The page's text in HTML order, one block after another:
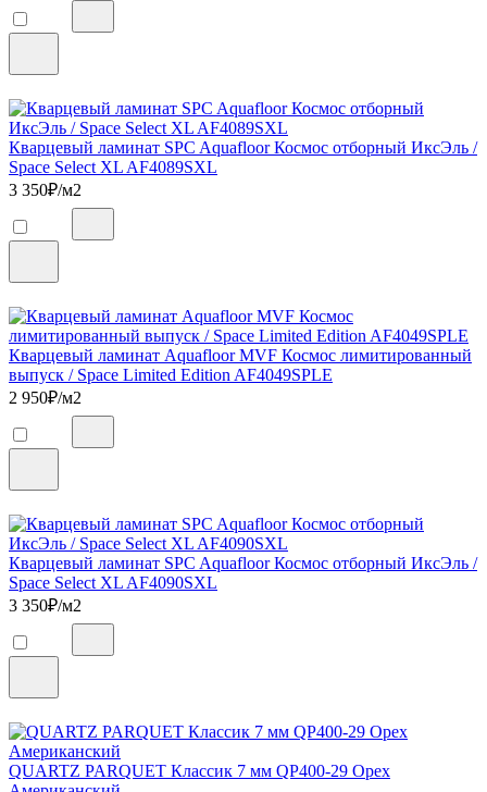
Кварцевый ламинат SPC Aquafloor Космос отборный ИксЭль /
Space Select XL AF4089SXL
3 350₽/м2
Кварцевый ламинат Aquafloor MVF Космос лимитированный
выпуск / Space Limited Edition AF4049SPLE
2 950₽/м2
Кварцевый ламинат SPC Aquafloor Космос отборный ИксЭль /
Space Select XL AF4090SXL
3 350₽/м2
QUARTZ PARQUET Классик 7 мм QP400-29 Орех